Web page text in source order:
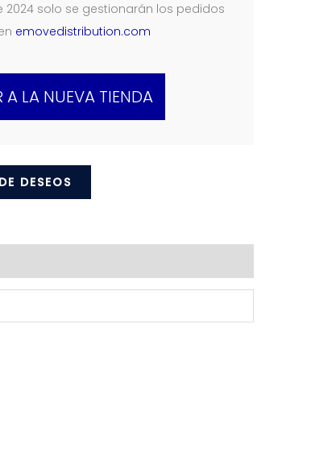
2024 solo se gestionarán los pedidos
emovedistribution.com
A LA NUEVA TIENDA
DESEOS